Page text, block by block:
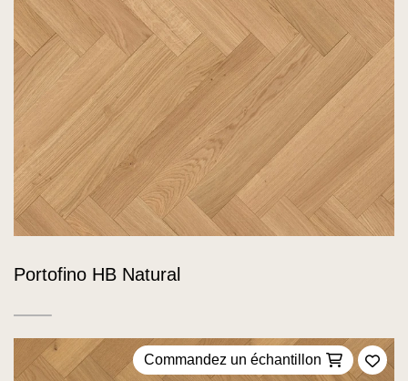
Portofino HB Natural
Commandez un échantillon